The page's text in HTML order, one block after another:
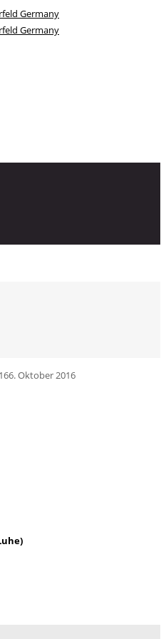
6. Oktober 2016